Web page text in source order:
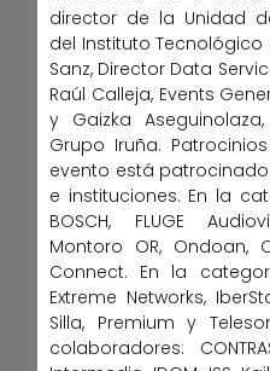
director de la Unidad
del Instituto Tecnológico
Sanz, Director Data
Raúl Calleja, Events
y Gaizka
Grupo Iruña.
evento está
e instituciones. En la
BOSCH, FLUGE
Montoro OR, Ondoan,
Connect. En la
Extreme Networks,
Silla, Premium y
colaboradores: